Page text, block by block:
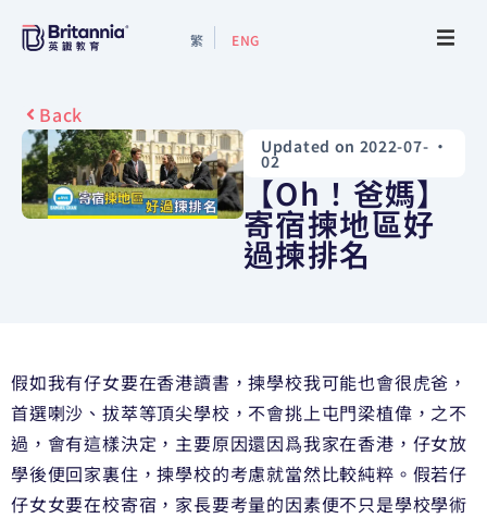
繁 ENG
Events
Study Guide
Study Info
Contact Us
Back
Updated on 2022-07-
02
•
【Oh！爸媽】
寄宿揀地區好
過揀排名
假如我有仔女要在香港讀書，揀學校我可能也會很虎爸，
首選喇沙、 拔萃等頂尖學校，不會挑上屯門梁植偉，之不
過，會有這樣決定， 主要原因還因爲我家在香港，仔女放
學後便回家裏住，揀學校的考慮就當然比較純粹。假若仔
仔女女要在校寄宿， 家長要考量的因素便不只是學校學術